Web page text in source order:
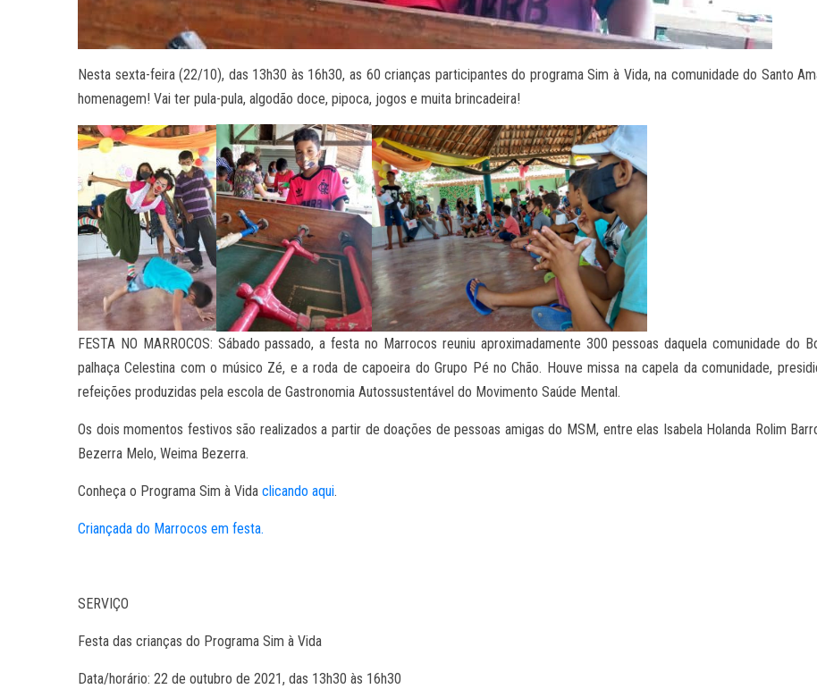
Nesta sexta-feira (22/10), das 13h30 às 16h30, as 60 crianças participantes do programa Sim à Vida, na comunidade do Santo
homenagem! Vai ter pula-pula, algodão doce, pipoca, jogos e muita brincadeira!
FESTA NO MARROCOS: Sábado passado, a festa no Marrocos reuniu aproximadamente 300 pessoas daquela comunidade
palhaça Celestina com o músico Zé, e a roda de capoeira do Grupo Pé no Chão. Houve missa na capela da comunidade,
refeições produzidas pela escola de Gastronomia Autossustentável do Movimento Saúde Mental.
Os dois momentos festivos são realizados a partir de doações de pessoas amigas do MSM, entre elas Isabela Holanda Rolim
Bezerra Melo, Weima Bezerra.
Conheça o Programa Sim à Vida clicando aqui.
Criançada do Marrocos em festa.
SERVIÇO
Festa das crianças do Programa Sim à Vida
Data/horário: 22 de outubro de 2021, das 13h30 às 16h30